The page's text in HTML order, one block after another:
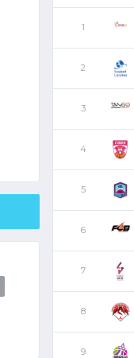
1
2
3
4
5
6
7
8
9